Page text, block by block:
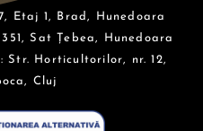
Etaj 1, Brad, Hunedoara
Sat Țebea, Hunedoara
: Str. Horticultorilor, nr. 12,
Cluj